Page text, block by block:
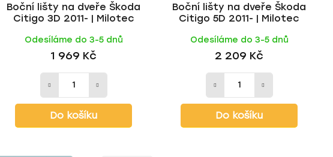
Boční lišty na dveře Škoda
Citigo 3D 2011- | Milotec
Odesíláme do 3-5 dnů
1 969 Kč
Do košíku
Boční lišty na dveře Škoda
Citigo 5D 2011- | Milotec
Odesíláme do 3-5 dnů
2 209 Kč
Do košíku